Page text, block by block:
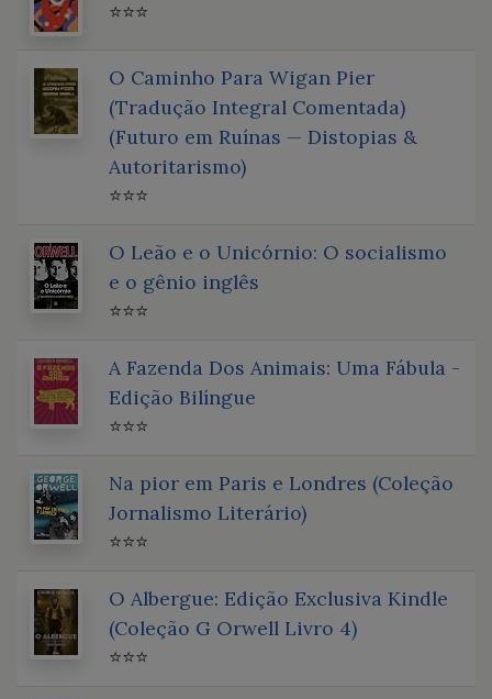
⭐⭐⭐
O Caminho Para Wigan Pier
(Tradução Integral Comentada)
(Futuro em Ruínas — Distopias &
Autoritarismo)
⭐⭐⭐
O Leão e o Unicórnio: O socialismo
e o gênio inglês
⭐⭐⭐
A Fazenda Dos Animais: Uma Fábula -
Edição Bilíngue
⭐⭐⭐
Na pior em Paris e Londres (Coleção
Jornalismo Literário)
⭐⭐⭐
O Albergue: Edição Exclusiva Kindle
(Coleção G Orwell Livro 4)
⭐⭐⭐